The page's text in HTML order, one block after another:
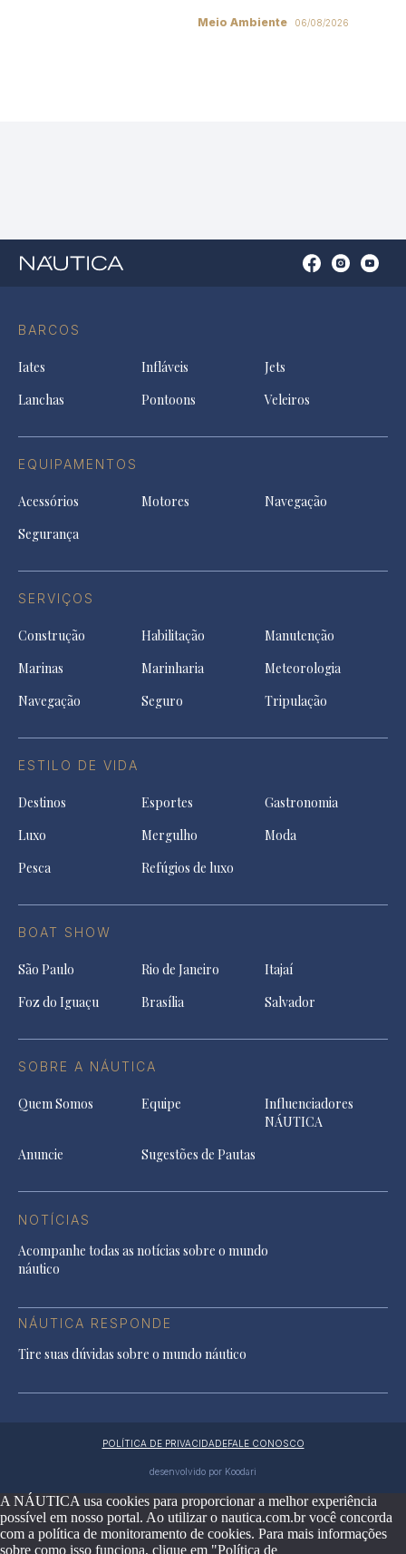
Meio Ambiente 06/08/2026
BARCOS
Iates Infláveis
Jets
Lanchas
Pontoons Veleiros
EQUIPAMENTOS
Acessórios Motores
Navegação
Segurança
SERVIÇOS
Construção Habilitação
Manutenção
Marinas
Marinharia
Meteorologia
Navegação
Seguro Tripulação
ESTILO DE VIDA
Destinos Esportes
Gastronomia
Luxo
Mergulho
Moda
Pesca
Refúgios de luxo
BOAT SHOW
São Paulo Rio de Janeiro
Itajaí
Foz do Iguaçu
Brasília Salvador
SOBRE A NÁUTICA
Quem Somos Equipe
Influenciadores
NÁUTICA
Anuncie
Sugestões de Pautas
OpenOpenOpen
NOTÍCIAS
Acompanhe todas as notícias sobre o mundo
náutico
NÁUTICA RESPONDE
Tire suas dúvidas sobre o mundo náutico
POLÍTICA DE PRIVACIDADEFALE CONOSCO
desenvolvido por Koodari
A NÁUTICA usa cookies para proporcionar a melhor experiência
possível em nosso portal. Ao utilizar o nautica.com.br você concorda
com a política de monitoramento de cookies. Para mais informações
sobre como isso funciona, clique em "Política de